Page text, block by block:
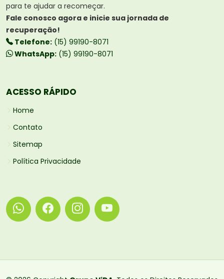
para te ajudar a recomeçar.
Fale conosco agora e inicie sua jornada de
recuperação!
Telefone: (15) 99190-8071
WhatsApp: (15) 99190-8071
ACESSO RÁPIDO
Home
Contato
Sitemap
Política Privacidade